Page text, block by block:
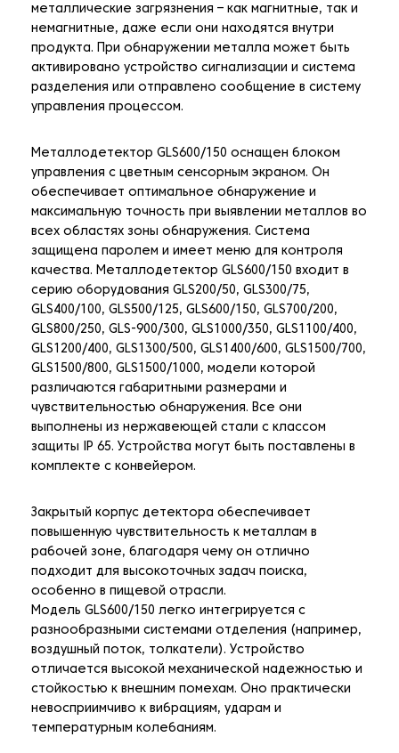
металлические загрязнения – как магнитные, так и
немагнитные, даже если они находятся внутри
продукта. При обнаружении металла может быть
активировано устройство сигнализации и система
разделения или отправлено сообщение в систему
управления процессом.
Металлодетектор GLS600/150 оснащен блоком
управления с цветным сенсорным экраном. Он
обеспечивает оптимальное обнаружение и
максимальную точность при выявлении металлов во
всех областях зоны обнаружения. Система
защищена паролем и имеет меню для контроля
качества. Металлодетектор GLS600/150 входит в
серию оборудования GLS200/50, GLS300/75,
GLS400/100, GLS500/125, GLS600/150, GLS700/200,
GLS800/250, GLS-900/300, GLS1000/350, GLS1100/400,
GLS1200/400, GLS1300/500, GLS1400/600, GLS1500/700,
GLS1500/800, GLS1500/1000, модели которой
различаются габаритными размерами и
чувствительностью обнаружения. Все они
выполнены из нержавеющей стали с классом
защиты IP 65. Устройства могут быть поставлены в
комплекте с конвейером.
Закрытый корпус детектора обеспечивает
повышенную чувствительность к металлам в
рабочей зоне, благодаря чему он отлично
подходит для высокоточных задач поиска,
особенно в пищевой отрасли.
Модель GLS600/150 легко интегрируется с
разнообразными системами отделения (например,
воздушный поток, толкатели). Устройство
отличается высокой механической надежностью и
стойкостью к внешним помехам. Оно практически
невосприимчиво к вибрациям, ударам и
температурным колебаниям.